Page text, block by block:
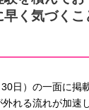
く気づくこ
日）の一面に掲
れる流れが加速